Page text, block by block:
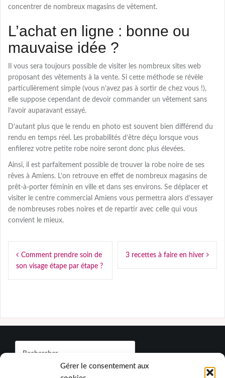
Gérer le consentement aux
concentrer de nombreux magasins de vêtement.
L’achat en ligne : bonne ou
mauvaise idée ?
Il vous sera toujours possible de visiter les nombreux sites web
proposant des vêtements à la vente. Si cette méthode se révèle
particulièrement simple (vous n’avez pas à sortir de chez vous !),
elle suppose cependant de devoir commander un vêtement sans
l’avoir auparavant essayé.
D’autant plus que le rendu en photo est souvent bien différend du
rendu en temps réel. Les probabilités d’être déçu lorsque vous
enfilerez votre petite robe noire seront donc plus élevées.
Ainsi, il est parfaitement possible de trouver la robe noire de ses
rêves à Amiens. L’on retrouve en effet de nombreux magasins de
prêt-à-porter féminin en ville et dans ses environs. Se déplacer et
visiter le centre commercial Amiens vous permettra alors d’essayer
de nombreuses robes noires et de repartir avec celle qui vous
convient le mieux.
Navigation
de
Comment prendre soin de
son visage étape par étape ?
3 recettes à faire en hiver